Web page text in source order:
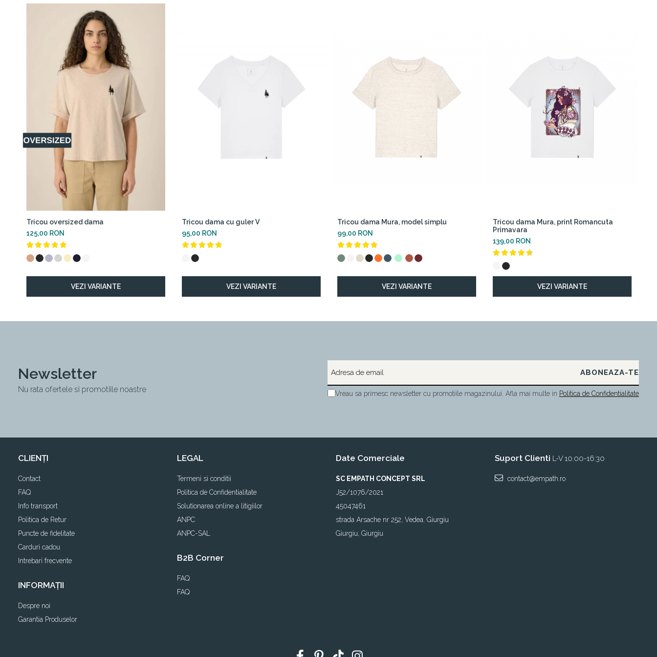
Material mai respirabil– Fibrele naturale permit o mai bună circulație a aerului, oferind un confort sporit în orice sezon. În comparație cu bumbacul convențional, acest material reglează mai bine
temperatura corpului, prevenind transpirația excesivă.
Impact redus asupra mediului
naturale. Mai mult, necesită cu până la 91% mai puțină apă decât bumbacul convențional.
Siguranță pentru piele și sănătate
– Spre deosebire de bumbacul convențional, cel organic este cultivat și prelucrat fără substanțe toxice, ceea ce înseamnă că este mai sigur pentru piele și mai puțin
iritant, fiind o alegere ideală pentru cei care caută un stil de viață sănătos și sustenabil.
Toate aceste beneficii fac din bumbacul organic o alegere premium pentru confort, calitate și responsabilitate față de mediu
Tricou oversized dama
125,00 RON
VEZI VARIANTE
Tricou dama cu guler V
95,00 RON
VEZI VARIANTE
Tricou dama Mura, model simplu
99,00 RON
VEZI VARIANTE
Tricou dama Mura, print Romancuta
Primavara
139,00 RON
VEZI VARIANTE
Newsletter
Nu rata ofertele si promotiile noastre Vreau sa primesc newsletter cu promotiile magazinului. Afla mai multe in Politica de Confidentialitate
CLIENȚI
Contact
FAQ
Info transport
Politica de Retur
Puncte de fidelitate
Carduri cadou
Intrebari frecvente
INFORMAȚII
Despre noi
Garantia Produselor
LEGAL
Termeni si conditii
Politica de Confidentialitate
Solutionarea online a litigiilor
ANPC
ANPC-SAL
B2B Corner
FAQ
FAQ
Date Comerciale
SC EMPATH CONCEPT SRL
J52/1076/2021
45047461
strada Arsache nr 252, Vedea, Giurgiu
Giurgiu, Giurgiu
Suport Clienti L-V 10:00-16:30
contact@empath.ro